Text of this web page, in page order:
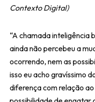
Contexto Digital)
“A chamada inteligência
ainda não percebeu a
ocorrendo, nem as
isso eu acho gravíssimo
diferença com relação